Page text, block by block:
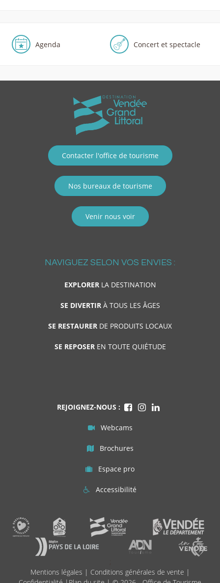
Agenda Concert et spectacle
Contacter l'office de tourisme
Nos bureaux de tourisme
Venir nous voir
NAVIGUEZ SELON VOS ENVIES :
EXPLORERLA DESTINATION
SE DIVERTIRÀ TOUS LES ÂGES
SE RESTAURER DE PRODUITS LOCAUX
SE REPOSEREN TOUTE QUIÉTUDE
REJOIGNEZ-NOUS :
Webcams
Brochures
Espace pro
Accessibilité
Mentions légales | Conditions générales de vente |